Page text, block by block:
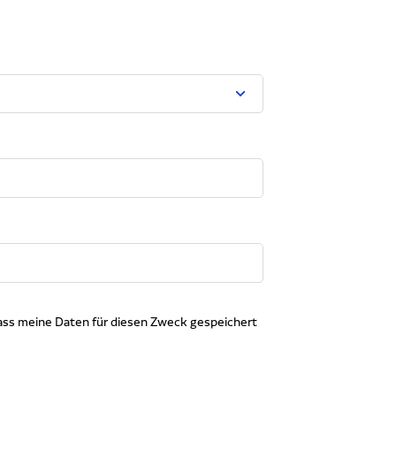
meine Daten für diesen Zweck gespeichert